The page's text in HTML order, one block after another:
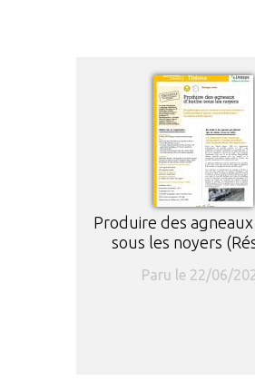
Produire des agneaux
sous les noyers
Paru le 22/06/